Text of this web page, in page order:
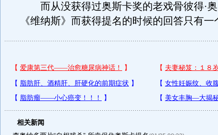
而从没获得过奥斯卡奖的老戏骨彼得·奥
《维纳斯》而获得提名的时候的回答只有一
相关新闻